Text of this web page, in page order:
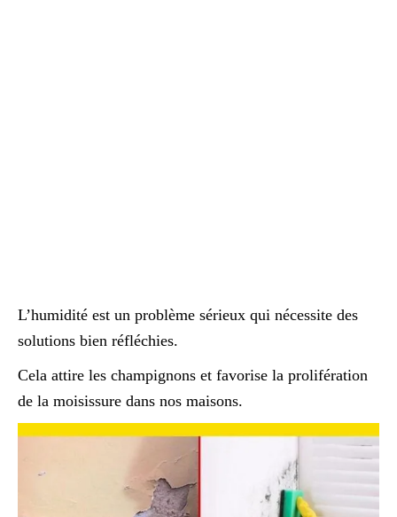
L’humidité est un problème sérieux qui nécessite des
solutions bien réfléchies.
Cela attire les champignons et favorise la prolifération
de la moisissure dans nos maisons.